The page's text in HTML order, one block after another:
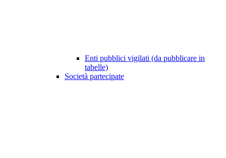
Enti pubblici vigilati (da pubblicare in
tabelle)
Società partecipate